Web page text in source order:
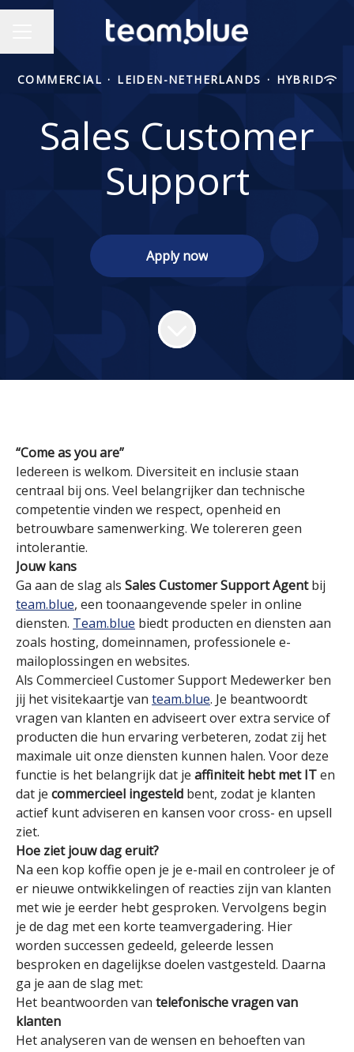
COMMERCIAL · LEIDEN-NETHERLANDS · HYBRID
Sales Customer
Support
Apply now
“Come as you are”
Iedereen is welkom. Diversiteit en inclusie staan
centraal bij ons. Veel belangrijker dan technische
competentie vinden we respect, openheid en
betrouwbare samenwerking. We tolereren geen
intolerantie.
Jouw kans
Ga aan de slag als Sales Customer Support Agentbij
team.blue, een toonaangevende speler in online
diensten. Team.blue biedt producten en diensten aan
zoals hosting, domeinnamen, professionele e-
mailoplossingen en websites.
Als Commercieel Customer Support Medewerker ben
jij het visitekaartje van team.blue. Je beantwoordt
vragen van klanten en adviseert over extra service of
producten die hun ervaring verbeteren, zodat zij het
maximale uit onze diensten kunnen halen. Voor deze
functie is het belangrijk dat je affiniteit hebt met ITen
dat je commercieel ingesteld bent, zodat je klanten
actief kunt adviseren en kansen voor cross- en upsell
ziet.
Hoe ziet jouw dag eruit?
Na een kop koffie open je je e-mail en controleer je of
er nieuwe ontwikkelingen of reacties zijn van klanten
met wie je eerder hebt gesproken. Vervolgens begin
je de dag met een korte teamvergadering. Hier
worden successen gedeeld, geleerde lessen
besproken en dagelijkse doelen vastgesteld. Daarna
ga je aan de slag met:
Het beantwoorden van telefonische vragen van
klanten
Het analyseren van de wensen en behoeften van